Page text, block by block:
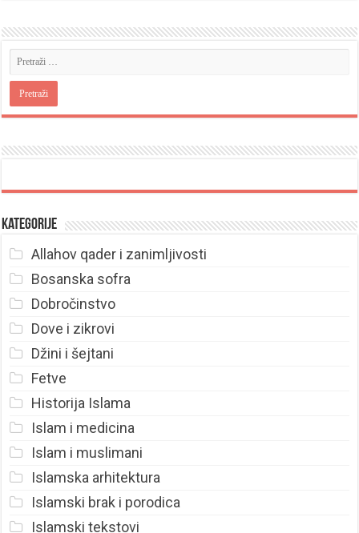
Kategorije
Allahov qader i zanimljivosti
Bosanska sofra
Dobročinstvo
Dove i zikrovi
Džini i šejtani
Fetve
Historija Islama
Islam i medicina
Islam i muslimani
Islamska arhitektura
Islamski brak i porodica
Islamski tekstovi